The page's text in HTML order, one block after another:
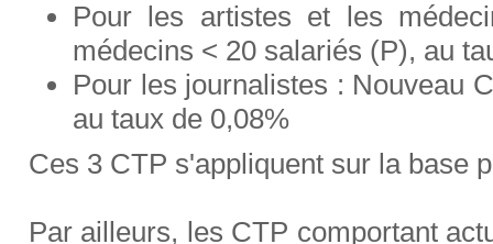
Pour les artistes et les
médecins < 20 salariés (P), au
Pour les journalistes : Nouveau
au taux de 0,08%
Ces 3 CTP s'appliquent sur la base
Par ailleurs, les CTP comportant